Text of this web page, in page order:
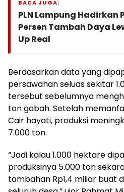
BACA JUGA:
PLN Lampung Hadirkan
Persen Tambah Daya
Up Real
Berdasarkan data yang
persawahan seluas sekitar
tersebut sebelumnya
ton gabah. Setelah
Cair hayati, produksi
7.000 ton.
“Jadi kalau 1.000 hektare
produksinya 5.000 ton
tambahan Rp1,4 miliar buat